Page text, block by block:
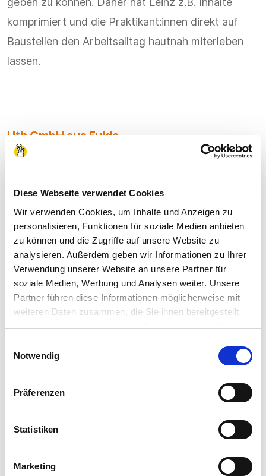
Diese Webseite verwendet Cookies
Wir verwenden Cookies, um Inhalte und Anzeigen zu
personalisieren, Funktionen für soziale Medien anbieten
zu können und die Zugriffe auf unsere Website zu
analysieren. Außerdem geben wir Informationen zu Ihrer
Verwendung unserer Website an unsere Partner für
soziale Medien, Werbung und Analysen weiter. Unsere
Partner führen diese Informationen möglicherweise mit
weiteren Daten zusammen, die Sie ihnen bereitgestellt
haben oder die sie im Rahmen Ihrer Nutzung der Dienste
Impressum
Notwendig
Präferenzen
Statistiken
Marketing
komprimiert und die Praktikant:innen direkt auf
Baustellen den Arbeitsalltag hautnah miterleben
lassen.
Uth GmbH aus Fulda
Einen Auszubildenden über
die Praktikumswoche
gefunden
Die Uth GmbH ist ein mittelständisches
Maschinenbauunternehmen mit Standort im
Fuldaer Münsterfeld, welches 2021 etwa 100
Angestellte und Auszubildende zählt. Anna-Maria
Uth aus der Personalabteilung erzählt im
Praktikumswoche ihren neuen Auszubildenden
gefunden hat. Die Praktikumswoche stellte sich als
ideales Angebot heraus, in den Sommerferien
neue Gesichter
kennenzulernen und Schüler:innen die Möglichkeit